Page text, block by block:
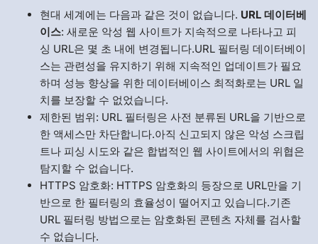
현대 세계에는 다음과 같은 것이 없습니다. URL 데이터베
이스: 새로운 악성 웹 사이트가 지속적으로 나타나고 피
싱 URL은 몇 초 내에 변경됩니다.URL 필터링 데이터베이
스는 관련성을 유지하기 위해 지속적인 업데이트가 필요
하며 성능 향상을 위한 데이터베이스 최적화로는 URL 일
치를 보장할 수 없었습니다.
제한된 범위: URL 필터링은 사전 분류된 URL을 기반으로
한 액세스만 차단합니다.아직 신고되지 않은 악성 스크립
트나 피싱 시도와 같은 합법적인 웹 사이트에서의 위협은
탐지할 수 없습니다.
HTTPS 암호화: HTTPS 암호화의 등장으로 URL만을 기
반으로 한 필터링의 효율성이 떨어지고 있습니다.기존
URL 필터링 방법으로는 암호화된 콘텐츠 자체를 검사할
수 없습니다.